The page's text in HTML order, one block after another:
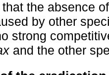
the absence
by other
strong
and the other